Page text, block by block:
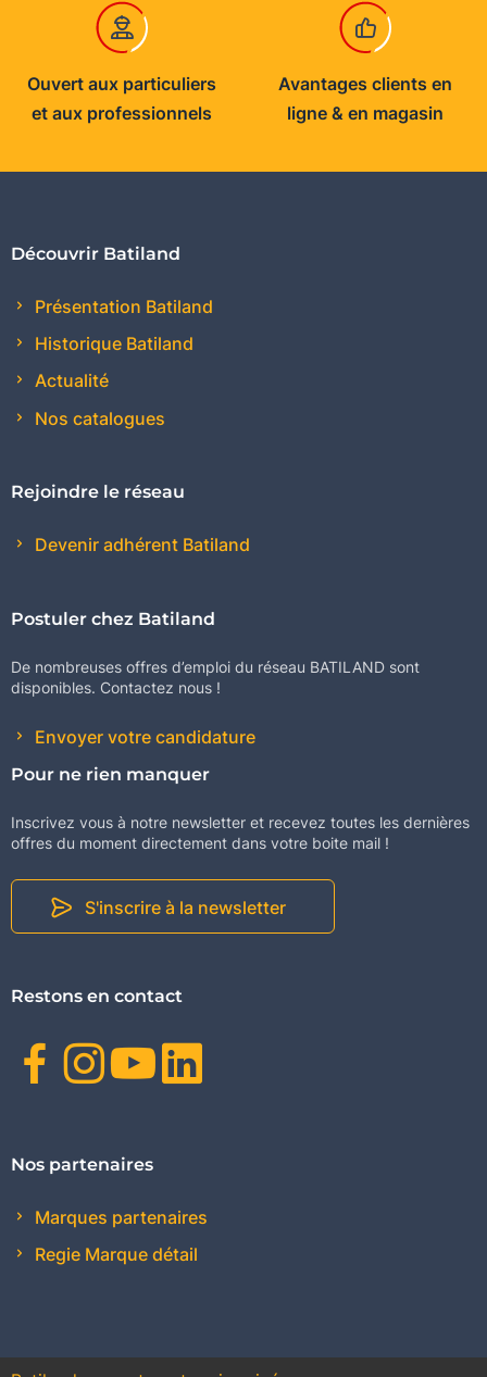
Ouvert aux particuliers
et aux professionnels
Avantages clients en
ligne & en magasin
Découvrir Batiland
Présentation Batiland
Historique Batiland
Actualité
Nos catalogues
Rejoindre le réseau
Devenir adhérent Batiland
Postuler chez Batiland
De nombreuses offres d’emploi du réseau BATILAND sont
disponibles. Contactez nous !
Envoyer votre candidature
Pour ne rien manquer
Inscrivez vous à notre newsletter et recevez toutes les dernières
offres du moment directement dans votre boite mail !
S'inscrire à la newsletter
Restons en contact
Facebook
Instagram
Youtube
Nos partenaires
Marques partenaires
Regie Marque détail